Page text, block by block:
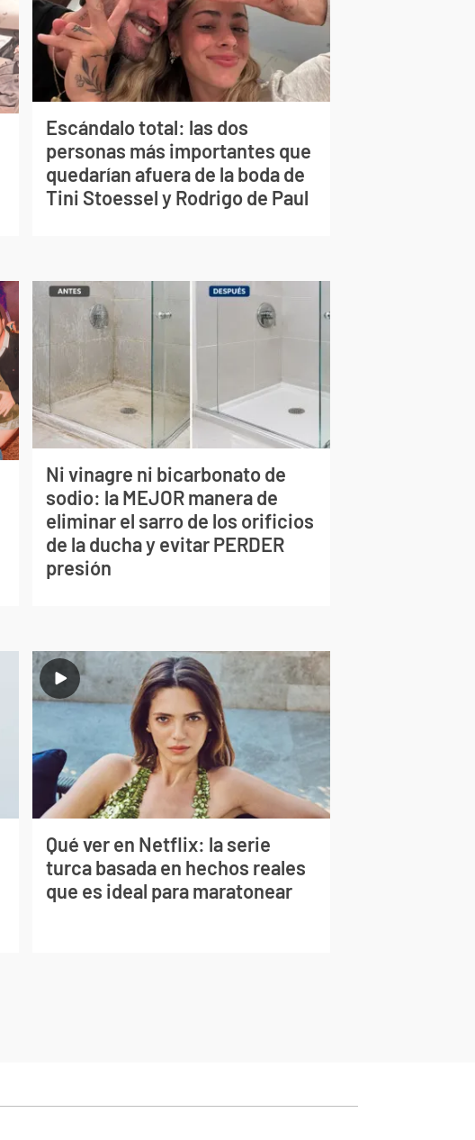
Escándalo total: las dos
personas más importantes que
quedarían afuera de la boda de
Tini Stoessel y Rodrigo de Paul
Ni vinagre ni bicarbonato de
sodio: la MEJOR manera de
eliminar el sarro de los orificios
de la ducha y evitar PERDER
presión
Qué ver en Netflix: la serie
turca basada en hechos reales
que es ideal para maratonear